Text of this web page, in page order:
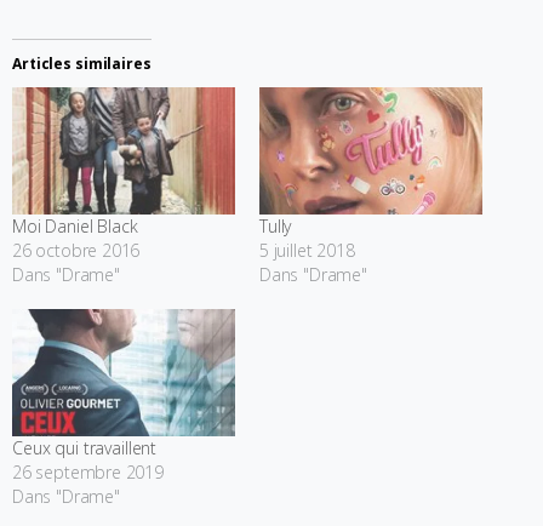
Articles similaires
Moi Daniel Black
26 octobre 2016
Dans "Drame"
Tully
5 juillet 2018
Dans "Drame"
Ceux qui travaillent
26 septembre 2019
Dans "Drame"